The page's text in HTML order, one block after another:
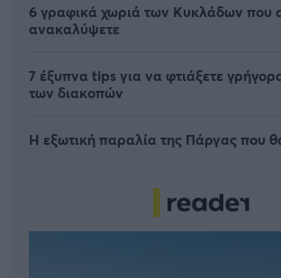
6 γραφικά χωριά των Κυκλάδων που
ανακαλύψετε
7 έξυπνα tips για να φτιάξετε
των διακοπών
Η εξωτική παραλία της Πάργας που